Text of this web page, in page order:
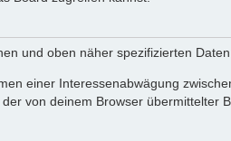
und oben näher spezifizierten
einer Interessenabwägung
von deinem Browser